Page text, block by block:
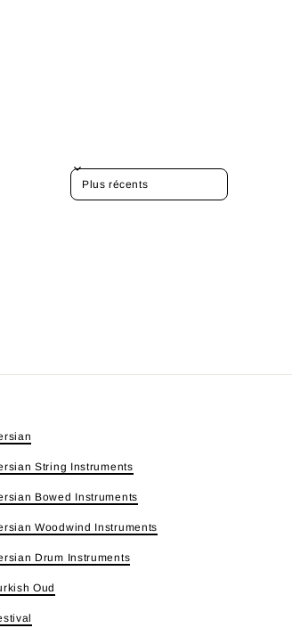
SORT REVIEWS BY
String Instruments
Bowed Instruments
Woodwind Instruments
Drum Instruments
Oud